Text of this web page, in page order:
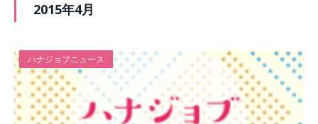
2015年4月
ハナジョブニュース